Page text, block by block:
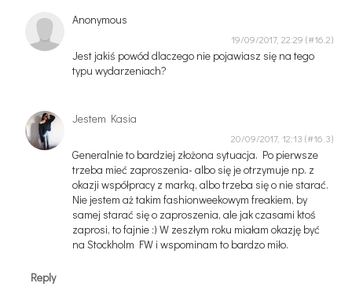
Anonymous
19/09/2017, 22:29
Jest jakiś powód dlaczego nie pojawiasz się na tego
typu wydarzeniach?
Jestem Kasia
20/09/2017, 12:13
Generalnie to bardziej złożona sytuacja. Po pierwsze
trzeba mieć zaproszenia- albo się je otrzymuje np. z
okazji współpracy z marką, albo trzeba się o nie starać.
Nie jestem aż takim fashionweekowym freakiem, by
samej starać się o zaproszenia, ale jak czasami ktoś
zaprosi, to fajnie :) W zeszłym roku miałam okazję być
na Stockholm FW i wspominam to bardzo miło.
Reply